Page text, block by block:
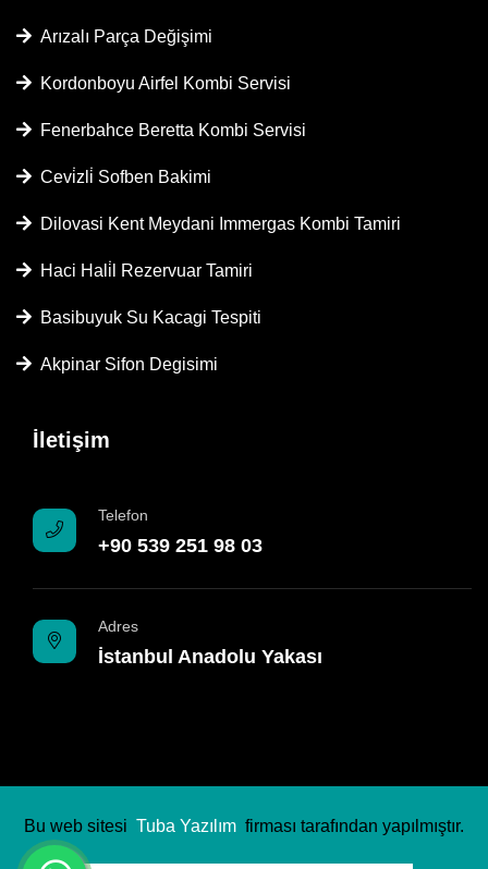
Arızalı Parça Değişimi
Kordonboyu Airfel Kombi Servisi
Fenerbahce Beretta Kombi Servisi
Cevi̇zli̇ Sofben Bakimi
Dilovasi Kent Meydani Immergas Kombi Tamiri
Haci Hali̇l Rezervuar Tamiri
Basibuyuk Su Kacagi Tespiti
Akpinar Sifon Degisimi
İletişim
Telefon
+90 539 251 98 03
Adres
İstanbul Anadolu Yakası
Bu web sitesi Tuba Yazılım firması tarafından yapılmıştır.